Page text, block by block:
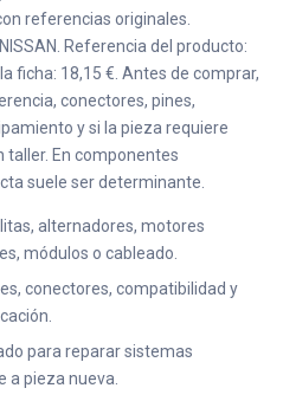
referencias originales.
Referencia del producto:
ficha: 18,15 €. Antes de comprar,
conectores, pines,
y si la pieza requiere
En componentes
suele ser determinante.
alternadores, motores
módulos o cableado.
conectores, compatibilidad y
para reparar sistemas
a pieza nueva.